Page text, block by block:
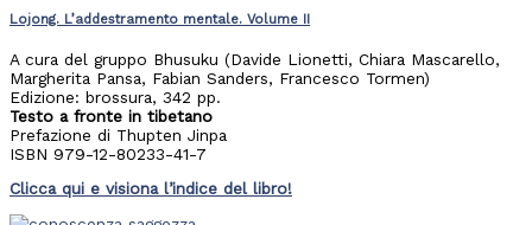
Lojong. L’addestramento mentale. Volume II
A cura del gruppo Bhusuku (Davide Lionetti, Chiara Mascarello,
Margherita Pansa, Fabian Sanders, Francesco Tormen)
Edizione: brossura, 342 pp.
Testo a fronte in tibetano
Prefazione di Thupten Jinpa
ISBN 979-12-80233-41-7
Clicca qui e visiona l’indice del libro!